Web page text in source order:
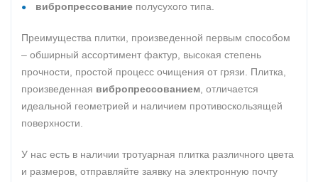
вибропрессование полусухого типа.
Преимущества плитки, произведенной первым способом
– обширный ассортимент фактур, высокая степень
прочности, простой процесс очищения от грязи. Плитка,
произведенная вибропрессованием , отличается
идеальной геометрией и наличием противоскользящей
поверхности.
У нас есть в наличии тротуарная плитка различного цвета
и размеров, отправляйте заявку на электронную почту